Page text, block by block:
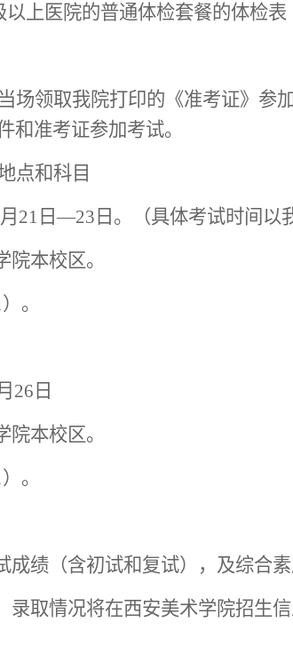
上医院的普通体检套餐的体检表
场领取我院打印的《准考证》参
和准考证参加考试。
点和科目
21 日 —23 日。（具体考试时间以
本校区。
。
26日
本校区。
。
成绩（含初试和复试），及综合
录取情况将在西安美术学院招生